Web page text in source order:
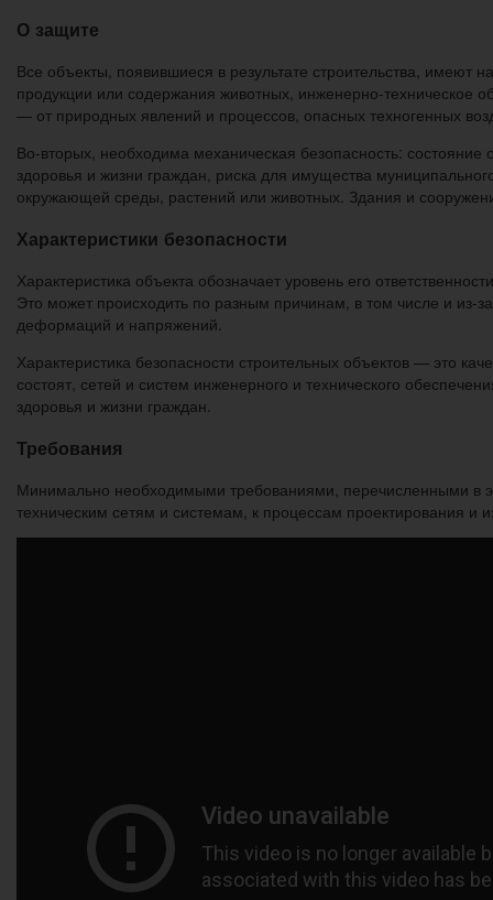
О защите
Все объекты, появившиеся в результате строительства,
продукции или содержания животных, инженерно-
— от природных явлений и процессов, опасных техногенных
Во-вторых, необходима механическая безопасность:
здоровья и жизни граждан, риска для имущества
окружающей среды, растений или животных. Здания и
Характеристики безопасности
Характеристика объекта обозначает уровень его
Это может происходить по разным причинам, в том числе и из-
деформаций и напряжений.
Характеристика безопасности строительных объектов — это
состоят, сетей и систем инженерного и технического
здоровья и жизни граждан.
Требования
Минимально необходимыми требованиями, перечисленными
техническим сетям и системам, к процессам проектирования и